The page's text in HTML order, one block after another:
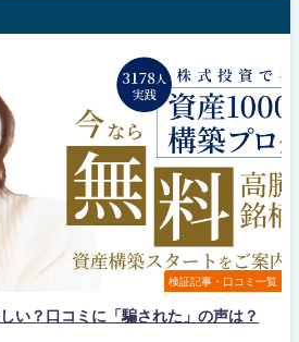
検証記事・口コミ一覧
い？口コミに「騙された」の声は？